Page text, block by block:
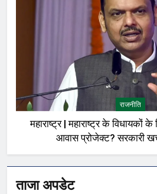
राजनीति
महाराष्ट्र | महाराष्ट्र के विधायकों
आवास प्रोजेक्ट? सरकारी
ताजा अपडेट